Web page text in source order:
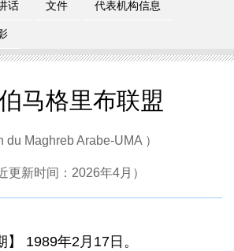
话 文件 代表机构信息
马格里布联盟
du Maghreb Arabe-UMA ）
更新时间：2026年4月）
】 1989年2月17日。